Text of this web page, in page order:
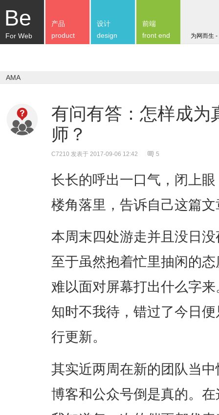
Be
For Web 为网而生
产品
product
设计
design
前端
front end
AMA
有问有答：怎样成为
师？
C7210 发表于 2017-09-06 12:42 5
长长的呼出一口气，闭上
楼角落里，告诉自己这篇
本周末四处游走并且没日
至于虽然抱着忙里抽闲的
难以面对屏幕打出什么字
知时不我待，错过了今日
行更新。
其实近两周在新的团队当
博客和公众号倒是真的。